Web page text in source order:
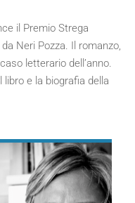
il Premio Strega
Neri Pozza. Il romanzo,
letterario dell’anno.
e la biografia della